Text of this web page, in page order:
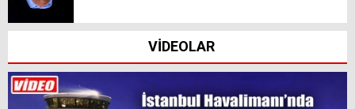
VİDEOLAR